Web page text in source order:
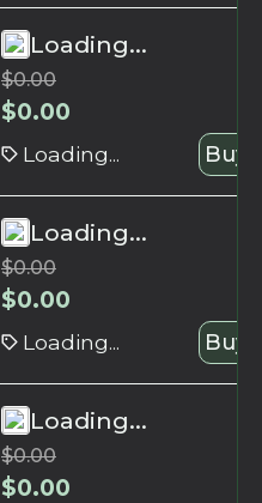
Loading...
$0.00
$0.00
Loading... Buy
Loading...
$0.00
$0.00
Loading... Buy
Loading...
$0.00
$0.00